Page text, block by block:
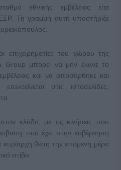
εθνικής εμβέλειας είτε
Τη γραμμή αυτή υποστήριξε
του χώρου της
Group μπορεί να μην έκανε το
και να αποσύρθηκε και
στις ιστοσελίδες,
κλάδο, με τις κινήσεις που
που έχει στην κυβέρνηση
κυρίαρχη θέση την επόμενη μέρα
στίβο.